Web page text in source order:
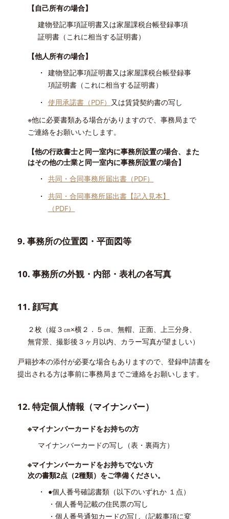
【自己所有の場合】
建物登記事項証明書又は家屋課税台帳登録事項
証明書（これに相当する証明書）
【他人所有の場合】
建物登記事項証明書又は家屋課税台帳登録事
項証明書（これに相当する証明書）
使用承諾書（PDF） 又は賃貸契約書の写し
※他に必要書類ある場合がありますので、事務局まで
ご連絡をお願いいたします。
【他の行政書士と同一室内に事務所設置の場合、また
はその他の士業と同一室内に事務所設置の場合】
共同・合同事務所届出書（PDF）
共同・合同事務所届出書【記入見本】
（PDF）
9. 事務所の位置図・平面図等
10. 事務所の外観・内部・表札の各写真
11. 顔写真
２枚（縦３㎝×横２．５㎝、無帽、正面、上三分身、
無背景、撮影後３ヶ月以内、カラー写真が望ましい）
戸籍抄本の添付が必要な場合もありますので、登録申請書を
提出される方は事前に事務局までご連絡をお願いします。
12. 特定個人情報（マイナンバー）
※マイナンバーカードをお持ちの方
マイナンバーカードの写し（表・裏両方）
※マイナンバーカードをお持ちでない方
次の書類2点（2種類）をご準備ください。
●個人番号確認書類（以下のいずれか １点）
・個人番号記載の住民票の写し
・個人番号通知カードの写し（記載事項に変